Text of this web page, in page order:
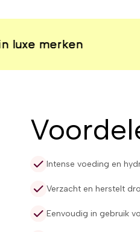
Intense voeding en
Verzacht en herstelt
Eenvoudig in gebruik